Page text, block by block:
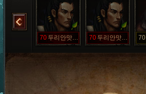
70 두리안맛오이냉국 70 두리안맛찐한냉국 70